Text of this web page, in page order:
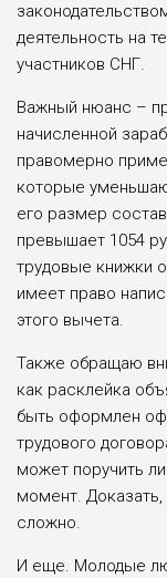
деятельность на
участников СНГ.
Важный нюанс –
начисленной
правомерно
которые
его размер
превышает 1054
трудовые книжки
имеет право
этого вычета.
Также обращаю
как расклейка
быть оформлен
трудового
может поручить
момент. Доказать,
сложно.
И еще. Молодые